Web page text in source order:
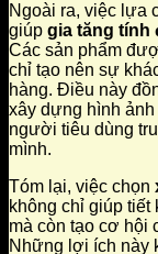
Ngoài ra, việc lựa
giúp gia tăng tính
Các sản phẩm
chỉ tạo nên sự
hàng. Điều này
xây dựng hình
người tiêu dùng
mình.
Tóm lại, việc chọn
không chỉ giúp tiết
mà còn tạo cơ hội
Những lợi ích này